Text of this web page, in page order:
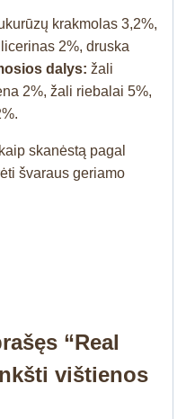
krakmolas 3,2%,
2%, druska
dalys: žali
2%, žali riebalai 5%,
skanėstą pagal
švaraus geriamo
“Real
vištienos